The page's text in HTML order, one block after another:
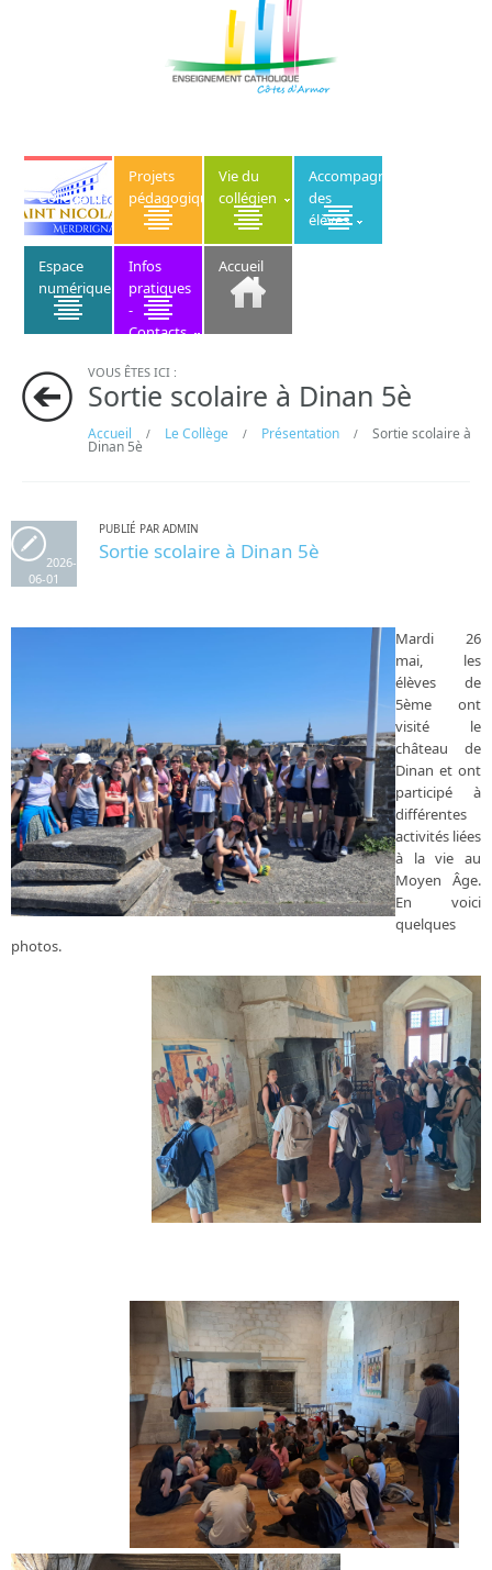
Collège
Projets
pédagogiques
Vie du
collégien
Accompagnement
des
élèves
Espace
numérique
Infos
pratiques
-
Contacts
Accueil
VOUS ÊTES ICI :
Sortie scolaire à Dinan 5è
Accueil / Le Collège / Présentation / Sortie scolaire à
Dinan 5è
2026-
06-01
PUBLIÉ PAR ADMIN
Sortie scolaire à Dinan 5è
Mardi 26
mai, les
élèves de
5ème ont
visité le
château de
Dinan et ont
participé à
différentes
activités liées
à la vie au
Moyen Âge.
En voici
quelques
photos.